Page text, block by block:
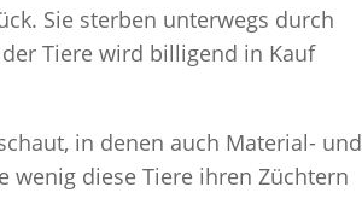
Sie sterben unterwegs durch
Tiere wird billigend in Kauf
in denen auch Material- und
wenig diese Tiere ihren Züchtern